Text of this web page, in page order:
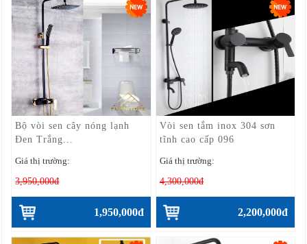
Bộ vòi sen cây nóng lạnh
Đen Trắng...
Giá thị trường:
3,950,000đ
1,950,000đ
Vòi sen tắm inox 304 sơn
tĩnh cao cấp 096
Giá thị trường:
4,300,000đ
2,200,000đ